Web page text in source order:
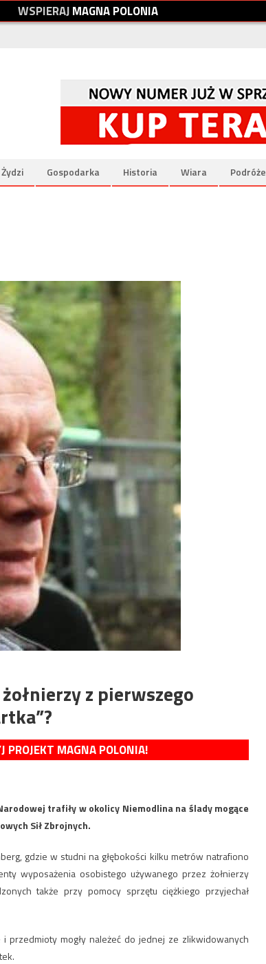
WSPIERAJMAGNAPOLONIA
Żydzi Gospodarka Historia Wiara Podróże
z pierwszego
PROJEKT MAGNA POLONIA!
trafiły w okolicy Niemodlina na ślady mogące
Sił Zbrojnych.
gdzie w studni na głębokości kilku metrów natrafiono
wyposażenia osobistego używanego przez żołnierzy
także przy pomocy sprzętu ciężkiego przyjechał
przedmioty mogły należeć do jednej ze zlikwidowanych